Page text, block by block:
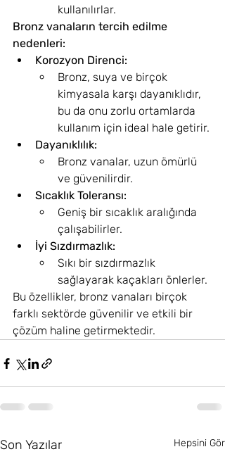
kullanılırlar.
Bronz vanaların tercih edilme
nedenleri:
Korozyon Direnci:
Bronz, suya ve birçok
kimyasala karşı dayanıklıdır,
bu da onu zorlu ortamlarda
kullanım için ideal hale getirir.
Dayanıklılık:
Bronz vanalar, uzun ömürlü
ve güvenilirdir.
Sıcaklık Toleransı:
Geniş bir sıcaklık aralığında
çalışabilirler.
İyi Sızdırmazlık:
Sıkı bir sızdırmazlık
sağlayarak kaçakları önlerler.
Bu özellikler, bronz vanaları birçok
farklı sektörde güvenilir ve etkili bir
çözüm haline getirmektedir.
Son Yazılar Hepsini Gör